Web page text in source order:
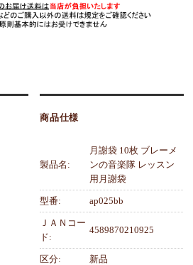
商品仕様
製品名:
月謝袋 10枚 ブレーメ
ンの音楽隊 レッスン
用月謝袋
型番: ap025bb
ＪＡＮコー
ド:
4589870210925
区分: 新品